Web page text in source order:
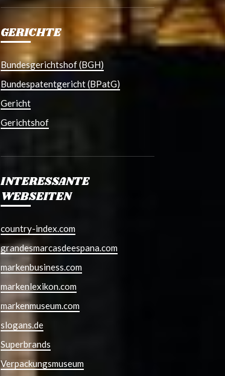
GERICHTE
Bundesgerichtshof (BGH)
Bundespatentgericht (BPatG)
Gericht
Gerichtshof
INTERESSANTE
WEBSEITEN
country-index.com
grandesmarcasdeespana.com
markenbusiness.com
markenlexikon.com
markenmuseum.com
slogans.de
Superbrands
Verpackungsmuseum